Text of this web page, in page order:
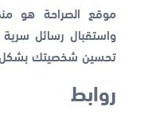
موقع الصراحة هو
واستقبال رسائل
تحسين شخصيتك
روابط